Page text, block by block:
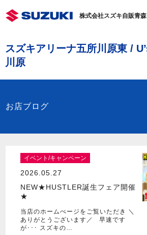
株式会社スズキ自販青森
スズキアリーナ五所川原東 /
川原
お店ブログ
イベント/キャンペーン
2026.05.27
NEW★HUSTLER誕生フェア開催
★
当店のホームぺージをご覧いただき ＼
ありがとうございます／ 早速です
が･･･ スズキの…